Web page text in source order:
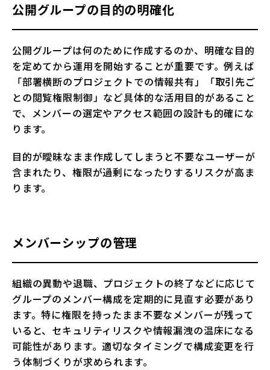
公開グループの目的の明確化
公開グループは何のために作成するのか、明確な目的
を定めてから運用を開始することが重要です。例えば
「部署横断のプロジェクトでの情報共有」「取引先ご
との閲覧権限制御」など具体的な活用目的があること
で、メンバーの選定やアクセス範囲の設計も的確にな
ります。
目的が曖昧なまま作成してしまうと不要なユーザーが
含まれたり、権限が過剰になったりするリスクが高ま
ります。
メンバーシップの管理
組織の異動や退職、プロジェクトの終了などに応じて
グループのメンバー構成を定期的に見直す必要があり
ます。特に権限を持ったまま不要なメンバーが残って
いると、セキュリティリスクや情報漏洩の温床になる
可能性があります。適切なタイミングで構成変更を行
う体制づくりが求められます。